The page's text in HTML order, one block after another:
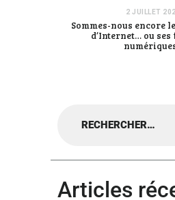
2 JUILLET
Sommes-nous encore
d’Internet… ou
Articles